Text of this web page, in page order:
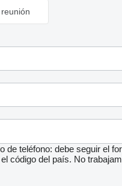
de teléfono: debe seguir el
código del país. No